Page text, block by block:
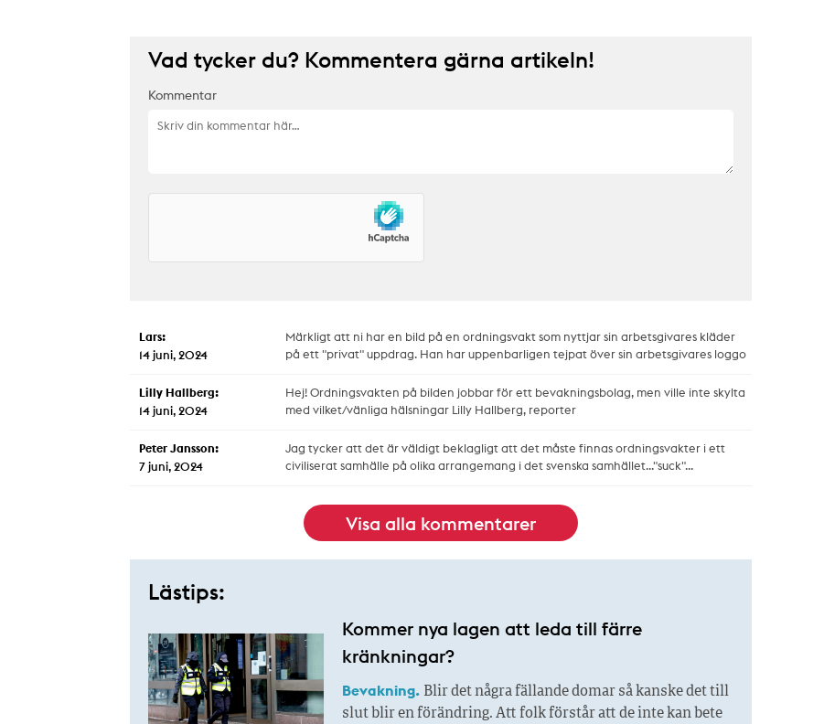
Vad tycker du? Kommentera gärna artikeln!
Kommentar
Lars:
14 juni, 2024
Märkligt att ni har en bild på en ordningsvakt som nyttjar sin arbetsgivares kläder
på ett "privat" uppdrag. Han har uppenbarligen tejpat över sin arbetsgivares loggo
Lilly Hallberg:
14 juni, 2024
Hej! Ordningsvakten på bilden jobbar för ett bevakningsbolag, men ville inte skylta
med vilket/vänliga hälsningar Lilly Hallberg, reporter
Peter Jansson:
7 juni, 2024
Jag tycker att det är väldigt beklagligt att det måste finnas ordningsvakter i ett
civiliserat samhälle på olika arrangemang i det svenska samhället..."suck"...
Visa alla kommentarer
Lästips:
Kommer nya lagen att leda till färre
kränkningar?
Bevakning. Blir det några fällande domar så kanske det till
slut blir en förändring. Att folk förstår att de inte kan bete